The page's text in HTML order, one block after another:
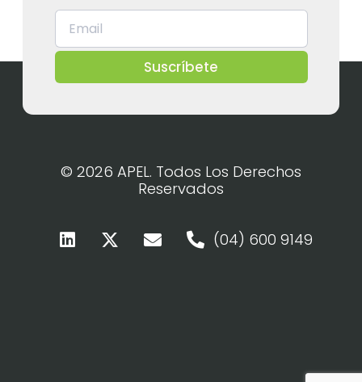
Suscríbete
© 2026 APEL. Todos Los Derechos
Reservados
(04) 600 9149